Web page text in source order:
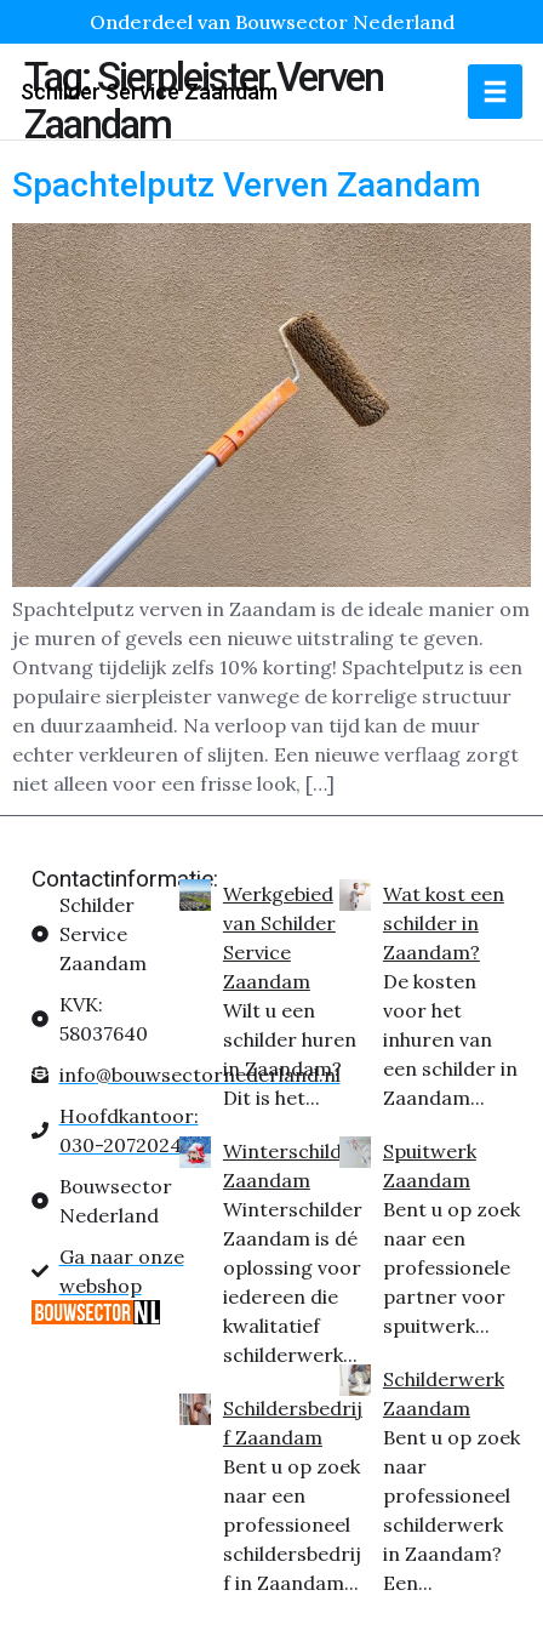
Onderdeel van Bouwsector Nederland
Schilder Service Zaandam
Tag:Sierpleister Verven
Zaandam
Spachtelputz Verven Zaandam
Spachtelputz verven in Zaandam is de ideale manier om
je muren of gevels een nieuwe uitstraling te geven.
Ontvang tijdelijk zelfs 10% korting! Spachtelputz is een
populaire sierpleister vanwege de korrelige structuur
en duurzaamheid. Na verloop van tijd kan de muur
echter verkleuren of slijten. Een nieuwe verflaag zorgt
niet alleen voor een frisse look, […]
Contactinformatie:
Schilder
Service
Zaandam
KVK:
58037640
info@bouwsectornederland.nl
Hoofdkantoor:
030-2072024
Bouwsector
Nederland
Ga naar onze
webshop
Werkgebied
van Schilder
Service
Zaandam
Wilt u een
schilder huren
in Zaandam?
Dit is het...
Winterschilder
Zaandam
Winterschilder
Zaandam is dé
oplossing voor
iedereen die
kwalitatief
schilderwerk...
Schildersbedrij
f Zaandam
Bent u op zoek
naar een
professioneel
schildersbedrij
f in Zaandam...
Wat kost een
schilder in
Zaandam?
De kosten
voor het
inhuren van
een schilder in
Zaandam...
Spuitwerk
Zaandam
Bent u op zoek
naar een
professionele
partner voor
spuitwerk...
Schilderwerk
Zaandam
Bent u op zoek
naar
professioneel
schilderwerk
in Zaandam?
Een...